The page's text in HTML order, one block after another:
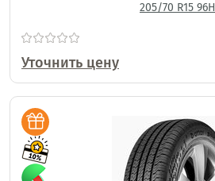
205/70 R15 96H
Уточнить цену